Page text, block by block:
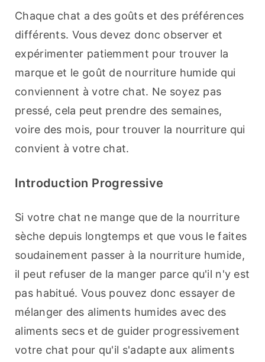
Chaque chat a des goûts et des préférences
différents. Vous devez donc observer et
expérimenter patiemment pour trouver la
marque et le goût de nourriture humide qui
conviennent à votre chat. Ne soyez pas
pressé, cela peut prendre des semaines,
voire des mois, pour trouver la nourriture qui
convient à votre chat.
Introduction Progressive
Si votre chat ne mange que de la nourriture
sèche depuis longtemps et que vous le faites
soudainement passer à la nourriture humide,
il peut refuser de la manger parce qu'il n'y est
pas habitué. Vous pouvez donc essayer de
mélanger des aliments humides avec des
aliments secs et de guider progressivement
votre chat pour qu'il s'adapte aux aliments